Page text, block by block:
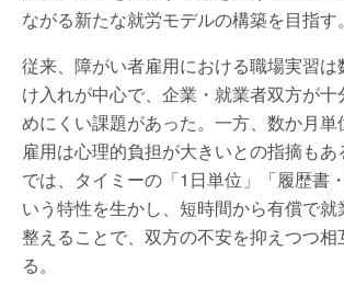
ながる新たな就労モデルの構築を目指す。
従来、障がい者雇用における職場実習は
け入れが中心で、企業・就業者双方が
めにくい課題があった。一方、数か月
雇用は心理的負担が大きいとの指摘も
では、タイミーの「1日単位」「履歴書
いう特性を生かし、短時間から有償で就
整えることで、双方の不安を抑えつつ相
る。